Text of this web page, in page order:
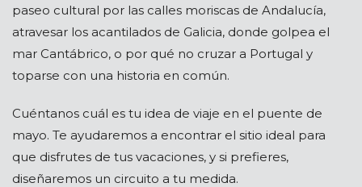
paseo cultural por las calles moriscas de Andalucía,
atravesar los acantilados de Galicia, donde golpea el
mar Cantábrico, o por qué no cruzar a Portugal y
toparse con una historia en común.
Cuéntanos cuál es tu idea de viaje en el puente de
mayo. Te ayudaremos a encontrar el sitio ideal para
que disfrutes de tus vacaciones, y si prefieres,
diseñaremos un circuito a tu medida.